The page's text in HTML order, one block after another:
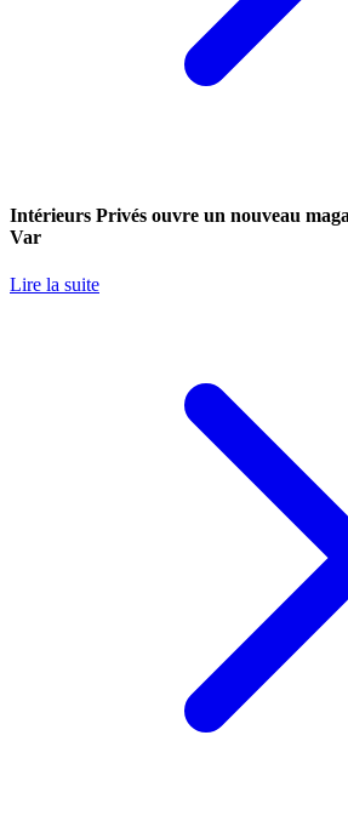
Intérieurs Privés ouvre un nouveau
Var
Lire la suite